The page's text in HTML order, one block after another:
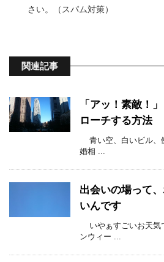
さい。（スパム対策）
関連記事
「アッ！素敵！
ローチする方法
青い空、白いビル、
婚相 ...
出会いの場って
いんです
いやぁすごいお天気
ンウィー ...